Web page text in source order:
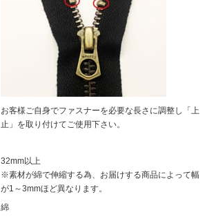
お客様ご自身でファスナーを必要な長さに調整し「上
止」を取り付けてご使用下さい。
32mm以上
※素材が綿で伸縮する為、お届けする商品によって幅
が1～3mmほど異なります。
綿